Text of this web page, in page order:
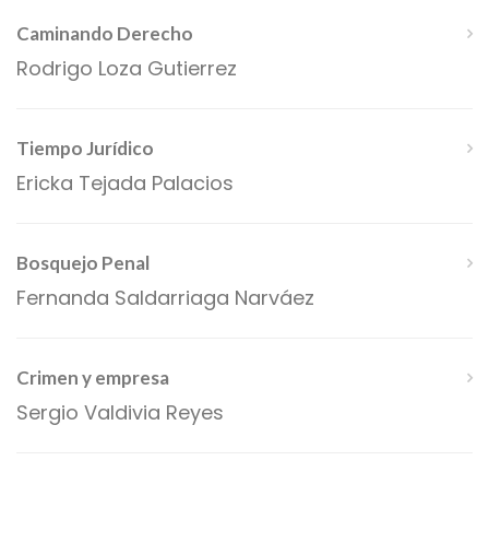
Caminando Derecho
Rodrigo Loza Gutierrez
Tiempo Jurídico
Ericka Tejada Palacios
Bosquejo Penal
Fernanda Saldarriaga Narváez
Crimen y empresa
Sergio Valdivia Reyes